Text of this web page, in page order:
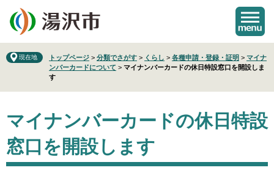
の
先
ー
を
へ
現在地 トップページ > 分類でさがす > くらし > 各種申請・登録・証明 > マイナ
ンバーカードについて > マイナンバーカードの休日特設窓口を開設しま
す
文
マイナンバーカードの休日特設
窓口を開設します